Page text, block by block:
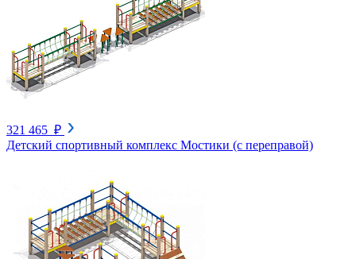
321 465 ₽
Детский спортивный комплекс Мостики (с переправой)